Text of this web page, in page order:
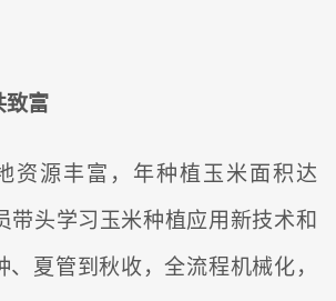
致富
资源丰富，年种植玉米面积达
带头学习玉米种植应用新技术和
、夏管到秋收，全流程机械化，